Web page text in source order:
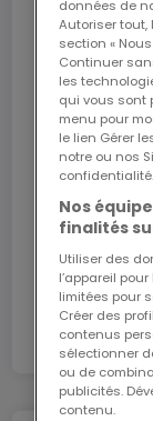
L'internet
Bénéficiez
Luxembourg.
En
données de
Autoriser
section «
Continuer
les
qui vous sont
menu pour
le lien Gérer
notre ou nos
confidentialité.
Nos
finalités
Utiliser des
l’appareil
limitées pour
Créer des
contenus
sélectionner
ou de
publicités.
contenu.